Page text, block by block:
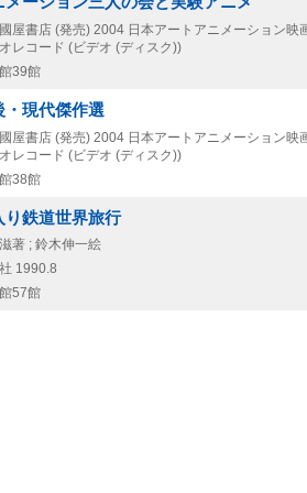
屋書店 (発売) 2004 日本アートアニメーション映
レコード (ビデオ (ディスク))
39館
・現代傑作選
屋書店 (発売) 2004 日本アートアニメーション映
レコード (ビデオ (ディスク))
38館
り鉄道世界旅行
著 ; 鈴木伸一絵
1990.8
57館